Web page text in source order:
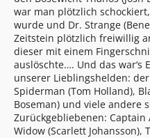
war man plötzlich
wurde und Dr. Strange
Zeitstein plötzlich freiwillig
dieser mit einem
auslöschte…. Und das war‘s
unserer Lieblingshelden:
Spiderman (Tom Holland),
Boseman) und viele andere
Zurückgebliebenen: Captain
Widow (Scarlett Johansson),